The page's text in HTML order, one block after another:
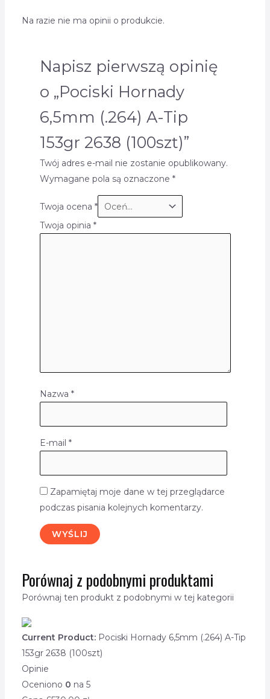
Na razie nie ma opinii o produkcie.
Napisz pierwszą opinię
o „Pociski Hornady
6,5mm (.264) A-Tip
153gr 2638 (100szt)”
Twój adres e-mail nie zostanie opublikowany.
Wymagane pola są oznaczone *
Twoja ocena *
Twoja opinia *
Nazwa *
E-mail *
Zapamiętaj moje dane w tej przeglądarce
podczas pisania kolejnych komentarzy.
Porównaj z podobnymi produktami
Porównaj ten produkt z podobnymi w tej kategorii
Current Product: Pociski Hornady 6,5mm (.264) A-Tip
153gr 2638 (100szt)
Opinie
Oceniono 0 na 5